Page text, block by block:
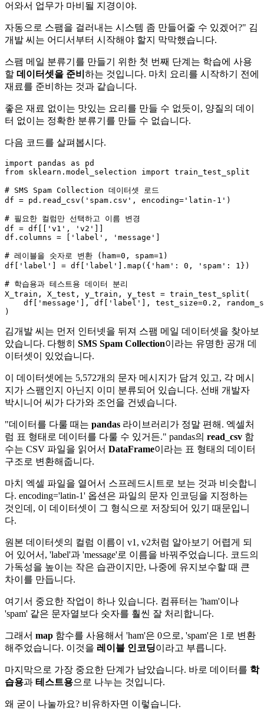
어와서 업무가 마비될 지경이야.
자동으로 스팸을 걸러내는 시스템 좀 만들어줄 수 있겠어?" 김
개발 씨는 어디서부터 시작해야 할지 막막했습니다.
스팸 메일 분류기를 만들기 위한 첫 번째 단계는 학습에 사용
할 데이터셋을 준비 하는 것입니다. 마치 요리를 시작하기 전에
재료를 준비하는 것과 같습니다.
좋은 재료 없이는 맛있는 요리를 만들 수 없듯이, 양질의 데이
터 없이는 정확한 분류기를 만들 수 없습니다.
다음 코드를 살펴봅시다.
import pandas as
from sklearn.model_selection import train_test_split
# SMS Spam Collection 데이터셋 로드
df = pd.read_csv( 'spam.csv' , encoding= 'latin-1' )
# 필요한 컬럼만 선택하고 이름 변경
df = df[[
'v1' , 'v2'
df.columns = [
'label' , 'message'
# 레이블을 숫자로 변환 (ham=0, spam=1)
df[
'label' ] = df[ 'label' ]. map ({ 'ham' : 0 , 'spam' : 1 })
# 학습용과 테스트용 데이터 분리
X_train, X_test, y_train, y_test = train_test_split(
    df[
'message' ], df[ 'label' ], test_size=0.2 ,
김개발 씨는 먼저 인터넷을 뒤져 스팸 메일 데이터셋을 찾아보
았습니다. 다행히 SMS Spam Collection이라는 유명한 공개 데
이터셋이 있었습니다.
이 데이터셋에는 5,572개의 문자 메시지가 담겨 있고, 각 메시
지가 스팸인지 아닌지 이미 분류되어 있습니다. 선배 개발자
박시니어 씨가 다가와 조언을 건넸습니다.
"데이터를 다룰 때는 pandas 라이브러리가 정말 편해. 엑셀처
럼 표 형태로 데이터를 다룰 수 있거든." pandas의 read_csv 함
수는 CSV 파일을 읽어서 DataFrame이라는 표 형태의 데이터
구조로 변환해줍니다.
마치 엑셀 파일을 열어서 스프레드시트로 보는 것과 비슷합니
다. encoding='latin-1' 옵션은 파일의 문자 인코딩을 지정하는
것인데, 이 데이터셋이 그 형식으로 저장되어 있기 때문입니
다.
원본 데이터셋의 컬럼 이름이 v1, v2처럼 알아보기 어렵게 되
어 있어서, 'label'과 'message'로 이름을 바꿔주었습니다. 코드의
가독성을 높이는 작은 습관이지만, 나중에 유지보수할 때 큰
차이를 만듭니다.
여기서 중요한 작업이 하나 있습니다. 컴퓨터는 'ham'이나
'spam' 같은 문자열보다 숫자를 훨씬 잘 처리합니다.
그래서 map 함수를 사용해서 'ham'은 0으로, 'spam'은 1로 변환
해주었습니다. 이것을 레이블 인코딩이라고 부릅니다.
마지막으로 가장 중요한 단계가 남았습니다. 바로 데이터를 학
습용과 테스트용으로 나누는 것입니다.
왜 굳이 나눌까요? 비유하자면 이렇습니다.